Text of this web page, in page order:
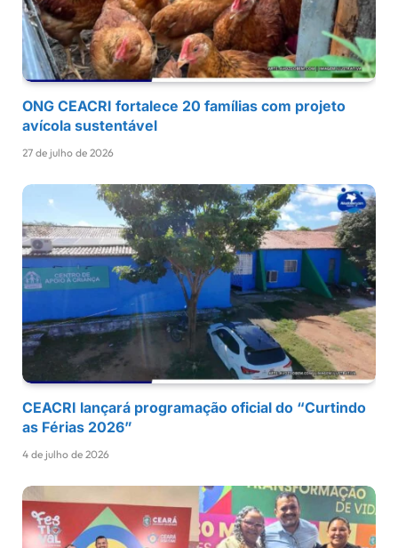
ONG CEACRI fortalece 20 famílias com projeto
avícola sustentável
27 de julho de 2026
CEACRI lançará programação oficial do “Curtindo
as Férias 2026”
4 de julho de 2026